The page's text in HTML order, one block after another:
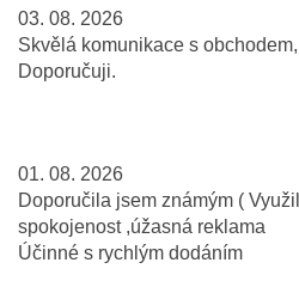
03. 08. 2026
Skvělá komunikace s
Doporučuji.
01. 08. 2026
Doporučila jsem známým (
spokojenost ,úžasná reklama
Účinné s rychlým dodáním